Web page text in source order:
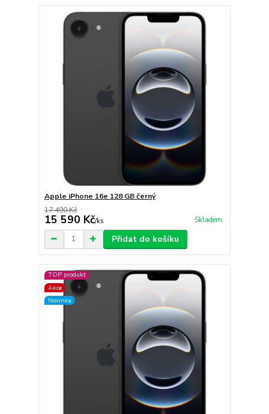
Apple iPhone 16e 128 GB černý
17 490 Kč
15 590 Kč/ks Skladem
Přidat do košíku
TOP produkt
Akce
Novinka